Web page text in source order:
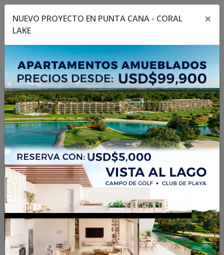
Toggle navigation menu
404
La propiedad no existe
o no está disponible
Lo sentimos, la propiedad que estás
NUEVO PROYECTO EN PUNTA CANA - CORAL
LAKE
×